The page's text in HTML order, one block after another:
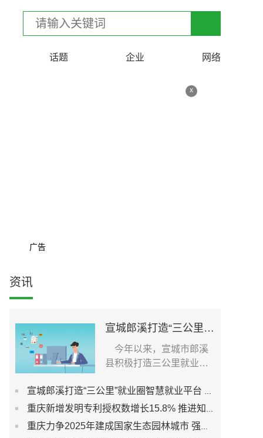
话题 企业 网络
x
广告
资讯
宣城郎溪打造“三公里”就业圈智慧就业平台 为居民提供就业岗位
今年以来，宣城市郎溪
县积极打造三公里就业圈
宣城郎溪打造“三公里”就业圈智慧就业平台 为居民提供就业岗位
重庆新增发明专利授权数增长15.8% 推进知识产权强市建设
重庆力争2025年建成国家生态园林城市 强化城市生态宜居性